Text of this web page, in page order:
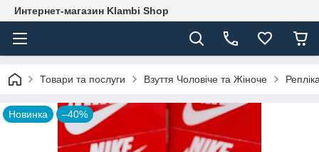
Интернет-магазин Klambi Shop
Товари та послуги Взуття Чоловіче та Жіноче
Новинка –40%